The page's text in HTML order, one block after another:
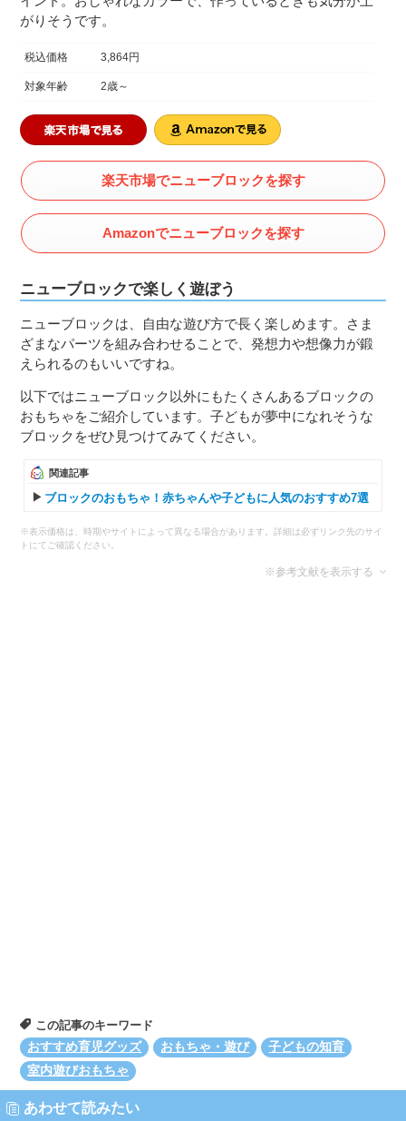
がりそうです。
税込価格 3,864円
対象年齢 2歳～
楽天市場でニューブロックを探す
Amazonでニューブロックを探す
ニューブロックで楽しく遊ぼう
ニューブロックは、自由な遊び方で長く楽しめます。さま
ざまなパーツを組み合わせることで、発想力や想像力が鍛
えられるのもいいですね。
以下ではニューブロック以外にもたくさんあるブロックの
おもちゃをご紹介しています。子どもが夢中になれそうな
ブロックをぜひ見つけてみてください。
関連記事
ブロックのおもちゃ！赤ちゃんや子どもに人気のおすすめ7選
※表示価格は、時期やサイトによって異なる場合があります。詳細は必ずリンク先のサイ
トにてご確認ください。
※参考文献を表示する
この記事のキーワード
おすすめ育児グッズ
おもちゃ・遊び
子どもの知育
室内遊びおもちゃ
あわせて読みたい